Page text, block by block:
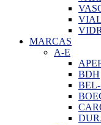
MARCAS
A-E
BDH